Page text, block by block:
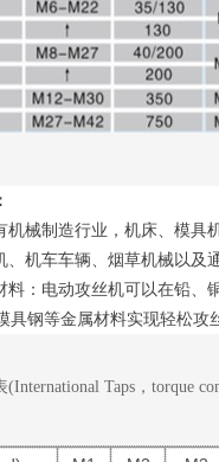
机械制造行业，机床、模具
机车车辆、烟草机械以及
料：电动攻丝机可以在铅、铜
具钢等金属材料实现轻松攻
Taps，torque